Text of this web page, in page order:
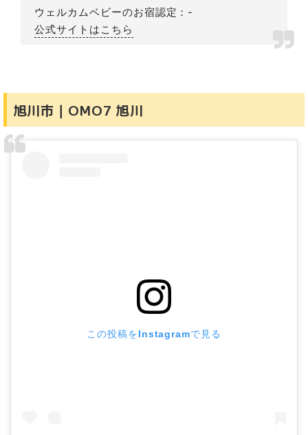
ウェルカムベビーのお宿認定：-
公式サイトはこちら
旭川市｜OMO7 旭川
この投稿をInstagramで見る